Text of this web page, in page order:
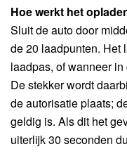
Hoe werkt het
Sluit de auto door
de 20 laadpunten. Het
laadpas, of wanneer
De stekker wordt
de autorisatie plaats;
geldig is. Als dit het
uiterlijk 30 seconden